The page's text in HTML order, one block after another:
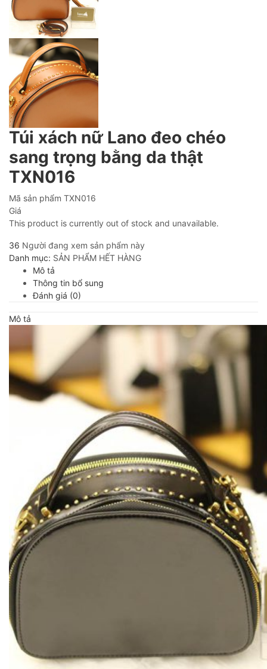
Túi xách nữ Lano đeo chéo
sang trọng bằng da thật
TXN016
Mã sản phẩm TXN016
Giá
This product is currently out of stock and unavailable.
36 Người đang xem sản phẩm này
Danh mục: SẢN PHẨM HẾT HÀNG
Mô tả
Thông tin bổ sung
Đánh giá (0)
Mô tả